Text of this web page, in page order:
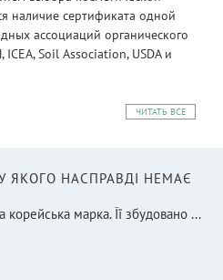
наличие сертификата одной
ассоциаций органического
ICEA, Soil Association, USDA и
ЧИТАТЬ ВСЕ
У ЯКОГО НАСПРАВДІ НЕМАЄ
марка. Її збудовано ...